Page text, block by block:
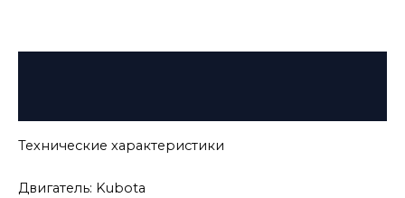
Технические характеристики
Двигатель: Kubota